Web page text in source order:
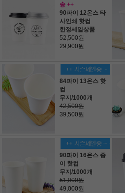
송 ++
90파이 12온스 타
사인쇄 핫컵
한정세일상품
52,500원
29,900원
84파이 13온스 핫
컵
무지/1000개
42,500원
39,500원
90파이 16온스 종
이 핫컵
무지/1000개
51,000원
49,000원